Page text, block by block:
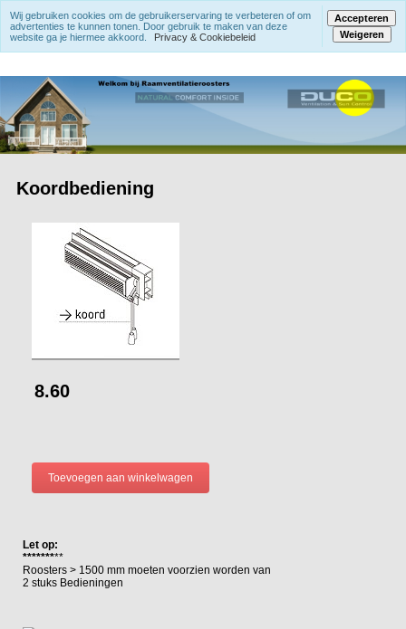
Koordbediening
8.60
Let op:
*********
Roosters > 1500 mm moeten voorzien worden van
2 stuks Bedieningen
Wij gebruiken cookies om de gebruikerservaring te verbeteren of om
advertenties te kunnen tonen. Door gebruik te maken van deze
website ga je hiermee akkoord.
Privacy & Cookiebeleid
Accepteren
Weigeren